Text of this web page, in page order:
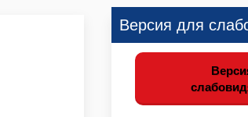
Версия для